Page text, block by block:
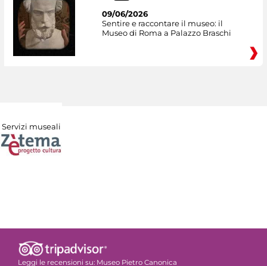
09/06/2026
Sentire e raccontare il museo: il
Museo di Roma a Palazzo Braschi
Servizi museali
Leggi le recensioni su: Museo Pietro Canonica